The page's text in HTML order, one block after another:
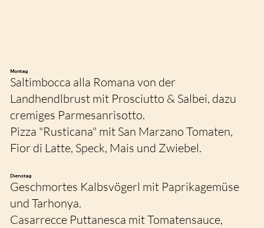
Montag
Saltimbocca alla Romana von der
Landhendlbrust mit Prosciutto & Salbei, dazu
cremiges Parmesanrisotto.
Pizza "Rusticana" mit San Marzano Tomaten,
Fior di Latte, Speck, Mais und Zwiebel.
Dienstag
Geschmortes Kalbsvögerl mit Paprikagemüse
und Tarhonya.
Casarrecce Puttanesca mit Tomatensauce,